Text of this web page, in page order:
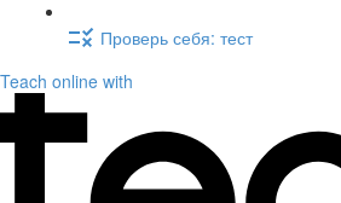
Проверь себя: тест
Teach online with